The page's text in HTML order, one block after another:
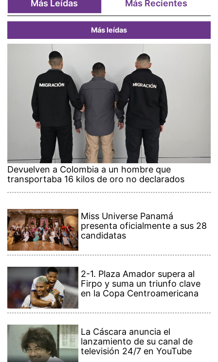
Más Leídas Más Recientes
Más leídas
Devuelven a Colombia a un hombre que
transportaba 16 kilos de oro no declarados
Miss Universe Panamá
presenta oficialmente a sus 28
candidatas
2-1. Plaza Amador supera al
Firpo y suma un triunfo clave
en la Copa Centroamericana
La Cáscara anuncia el
lanzamiento de su canal de
televisión 24/7 en YouTube